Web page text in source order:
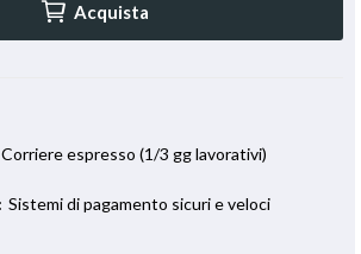
Acquista
Corriere espresso (1/3 gg lavorativi)
Sistemi di pagamento sicuri e veloci